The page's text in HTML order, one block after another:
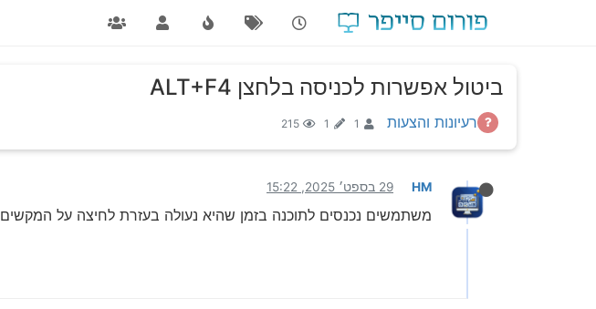
ביטול אפשרות לכניסה בלחצן ALT+F4
רעיונות והצעות 1
1
215
HM 29 בספט׳ 2025, 15:22
משתמשים נכנסים לתוכנה בזמן שהיא נעולה בעזרת לחיצה על המקשים ALT+F4 איך אני יכול לחסום את האפשרות הזו?